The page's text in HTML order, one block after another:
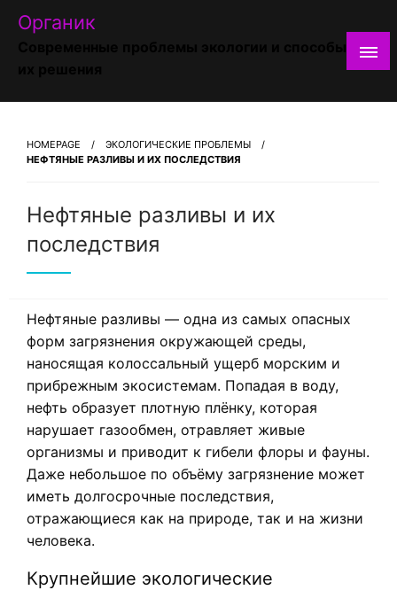
SkipОрганик
HOMEPAGE
ЭКОЛОГИЧЕСКИЕ ПРОБЛЕМЫ
НЕФТЯНЫЕ РАЗЛИВЫ И ИХ ПОСЛЕДСТВИЯ
Нефтяные разливы и их
последствия
Нефтяные разливы — одна из самых опасных
форм загрязнения окружающей среды,
наносящая колоссальный ущерб морским и
прибрежным экосистемам. Попадая в воду,
нефть образует плотную плёнку, которая
нарушает газообмен, отравляет живые
организмы и приводит к гибели флоры и фауны.
Даже небольшое по объёму загрязнение может
иметь долгосрочные последствия,
отражающиеся как на природе, так и на жизни
человека.
Крупнейшие экологические